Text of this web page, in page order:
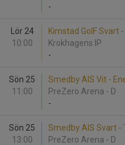
-
Lör 24
10:00
Kimstad GoIF Svart
Krokhagens IP
-
Sön 25
11:00
Smedby AIS Vit -
PreZero Arena - D
-
Sön 25
13:00
Smedby AIS Svart -
PreZero Arena - D